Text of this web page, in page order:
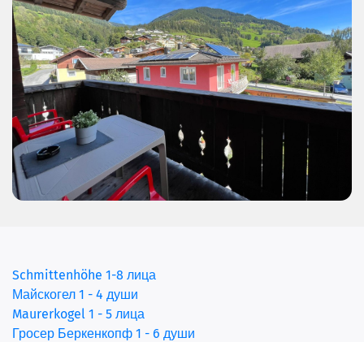
Schmittenhöhe 1-8 лица
Майскогел 1 - 4 души
Maurerkogel 1 - 5 лица
Гросер Беркенкопф 1 - 6 души